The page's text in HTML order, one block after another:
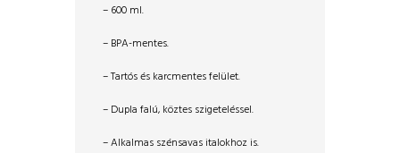
– 600 ml.
– BPA-mentes.
– Tartós és karcmentes felület.
– Dupla falú, köztes szigeteléssel.
– Alkalmas szénsavas italokhoz is.